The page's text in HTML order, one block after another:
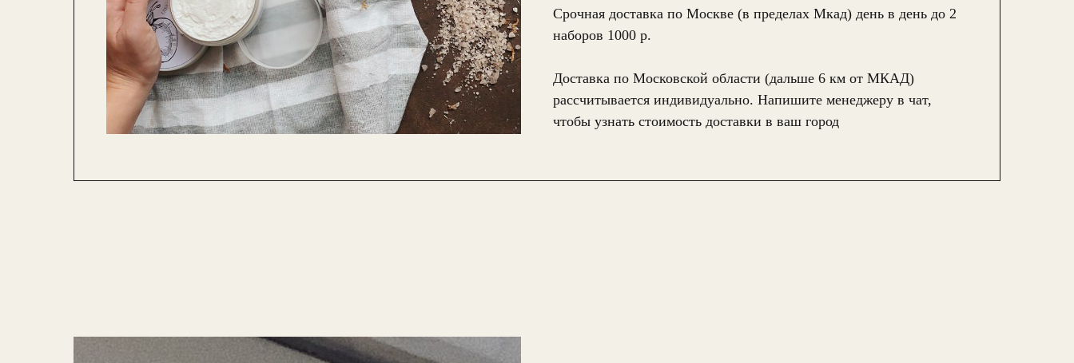
Срочная доставка по Москве (в пределах Мкад) день в день до 2
наборов 1000 р.
Доставка по Московской области (дальше 6 км от МКАД)
рассчитывается индивидуально. Напишите менеджеру в чат,
чтобы узнать стоимость доставки в ваш город